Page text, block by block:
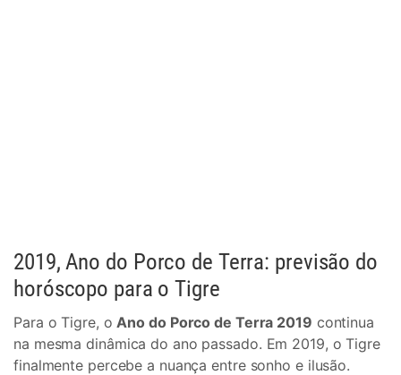
2019, Ano do Porco de Terra: previsão do
horóscopo para o Tigre
Para o Tigre, oAno do Porco de Terra 2019 continua
na mesma dinâmica do ano passado. Em 2019, o Tigre
finalmente percebe a nuança entre sonho e ilusão.